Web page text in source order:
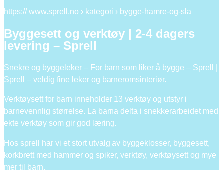
https:// www.sprell.no › kategori › bygge-hamre-og-sla
Byggesett og verktøy | 2-4 dagers
levering – Sprell
Snekre og byggeleker – For barn som liker å bygge – Sprell |
Sprell – veldig fine leker og barneromsinteriør.
Verktøysett for barn inneholder 13 verktøy og utstyr i
barnevennlig størrelse. La barna delta i snekkerarbeidet med
ekte verktøy som gir god læring.
Hos sprell har vi et stort utvalg av byggeklosser, byggesett,
korkbrett med hammer og spiker, verktøy, verktøysett og mye
mer til barn.